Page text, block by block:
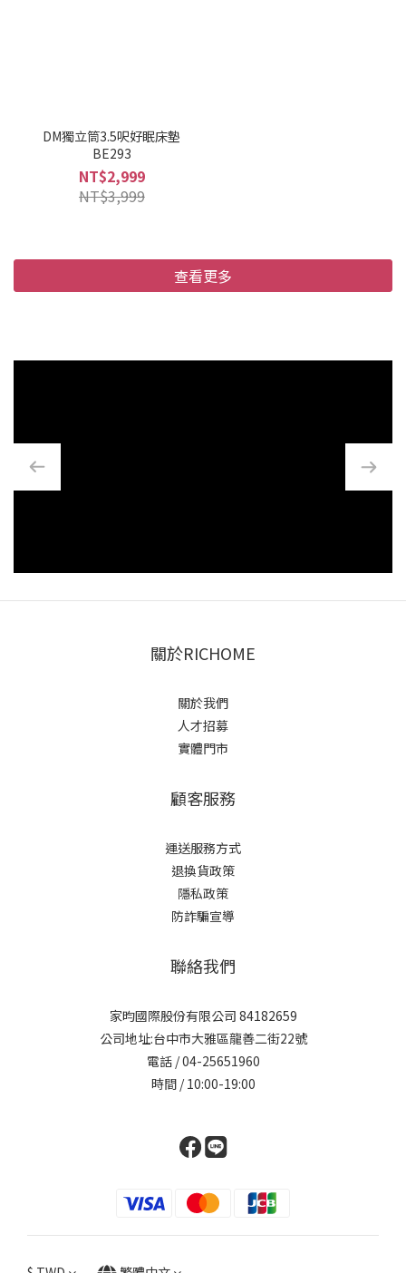
DM獨立筒3.5呎好眠床墊
BE293
NT$2,999
NT$3,999
查看更多
關於RICHOME
關於我們
人才招募
實體門市
顧客服務
運送服務方式
退換貨政策
隱私政策
防詐騙宣導
聯絡我們
家昀國際股份有限公司 84182659
公司地址:台中市大雅區龍善二街22號
電話 / 04-25651960
時間 / 10:00-19:00